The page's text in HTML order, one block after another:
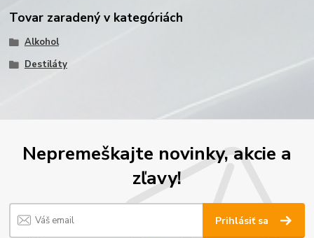
Tovar zaradený v kategóriách
Alkohol
Destiláty
Nepremeškajte novinky, akcie a
zľavy!
Prihlásiť sa